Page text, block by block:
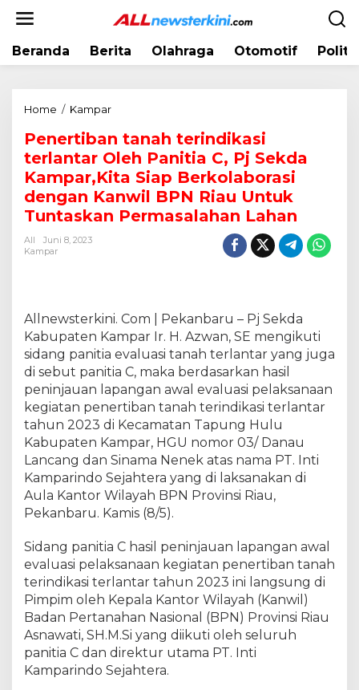
Beranda Berita Olahraga Otomotif
Home / Kampar
n
e
r
i
b
a
h
e
i
n
d
i
k
a
s
i
e
l
a
n
t
a
r
O
Penertiban tanah terindikasi
terlantar Oleh Panitia C, Pj Sekda
Kampar,Kita Siap Berkolaborasi
dengan Kanwil BPN Riau Untuk
Tuntaskan Permasalahan Lahan
All
Juni 8, 2023
Kampar
Allnewsterkini. Com | Pekanbaru – Pj Sekda
Kabupaten Kampar Ir. H. Azwan, SE mengikuti
sidang panitia evaluasi tanah terlantar yang juga
di sebut panitia C, maka berdasarkan hasil
peninjauan lapangan awal evaluasi pelaksanaan
kegiatan penertiban tanah terindikasi terlantar
tahun 2023 di Kecamatan Tapung Hulu
Kabupaten Kampar, HGU nomor 03/ Danau
Lancang dan Sinama Nenek atas nama PT. Inti
Kamparindo Sejahtera yang di laksanakan di
Aula Kantor Wilayah BPN Provinsi Riau,
Pekanbaru. Kamis (8/5).
Sidang panitia C hasil peninjauan lapangan awal
evaluasi pelaksanaan kegiatan penertiban tanah
terindikasi terlantar tahun 2023 ini langsung di
Pimpim oleh Kepala Kantor Wilayah (Kanwil)
Badan Pertanahan Nasional (BPN) Provinsi Riau
Asnawati, SH.M.Si yang diikuti oleh seluruh
panitia C dan direktur utama PT. Inti
Kamparindo Sejahtera.